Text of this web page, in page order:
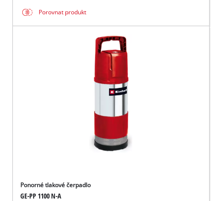
Porovnat produkt
Ponorné tlakové čerpadlo
GE-PP 1100 N-A